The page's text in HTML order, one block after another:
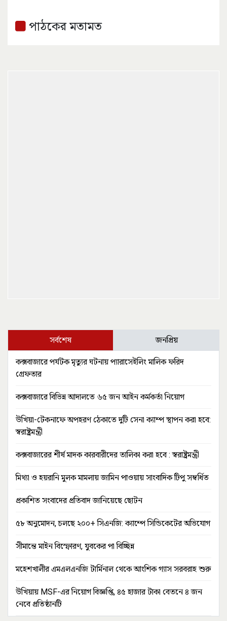
পাঠকের মতামত
সর্বশেষ জনপ্রিয়
কক্সবাজারে পর্যটক মৃত্যুর ঘটনায় প্যারাসেইলিং মালিক ফরিদ
গ্রেফতার
কক্সবাজারে বিভিন্ন আদালতে ৬৫ জন আইন কর্মকর্তা নিয়োগ
উখিয়া-টেকনাফে অপহরণ ঠেকাতে দুটি সেনা ক্যাম্প স্থাপন করা হবে:
স্বরাষ্ট্রমন্ত্রী
কক্সবাজারের শীর্ষ মাদক কারবারীদের তালিকা করা হবে : স্বরাষ্ট্রমন্ত্রী
মিথ্যা ও হয়রানি মুলক মামলায় জামিন পাওয়ায় সাংবাদিক টিপু সম্বর্ধিত
প্রকাশিত সংবাদের প্রতিবাদ জানিয়েছে ছোটন
৫৮ অনুমোদন, চলছে ২০০+ সিএনজি: ক্যাম্পে সিন্ডিকেটের অভিযোগ
সীমান্তে মাইন বিস্ফোরণ, যুবকের পা বিচ্ছিন্ন
মহেশখালীর এমএলএনজি টার্মিনাল থেকে আংশিক গ্যাস সরবরাহ শুরু
উখিয়ায় MSF-এর নিয়োগ বিজ্ঞপ্তি, ৪৫ হাজার টাকা বেতনে ৪ জন
নেবে প্রতিষ্ঠানটি